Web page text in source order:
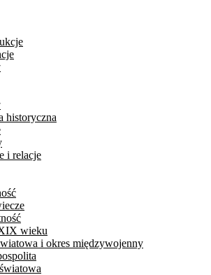
historyczna
i relacje
wieku
i okres międzywojenny